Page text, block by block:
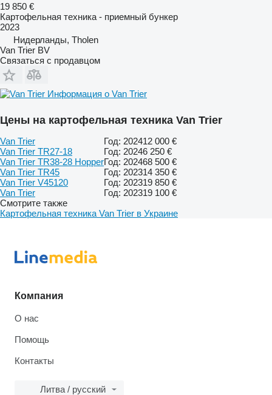
19 850 €
Картофельная техника - приемный бункер
2023
Нидерланды, Tholen
Van Trier BV
Связаться с продавцом
Информация о Van Trier
Цены на картофельная техника Van Trier
Van Trier Год: 202412 000 €
Van Trier TR27-18
Год: 20246 250 €
Van Trier TR38-28 HopperГод: 202468 500 €
Van Trier TR45
Год: 202314 350 €
Van Trier V45120
Год: 202319 850 €
Van Trier
Год: 202319 100 €
Смотрите также
Картофельная техника Van Trier в Украине
Компания
О нас
Помощь
Контакты
Литва / русский